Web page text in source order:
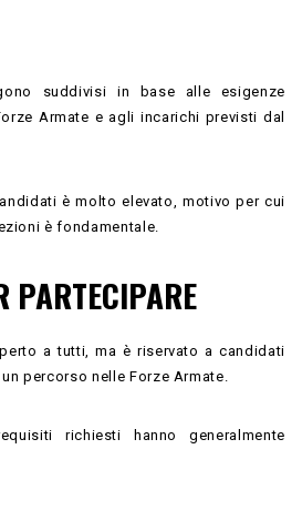
suddivisi in base alle esigenze
Armate e agli incarichi previsti dal
è molto elevato, motivo per cui
è fondamentale.
PARTECIPARE
a tutti, ma è riservato a candidati
percorso nelle Forze Armate.
richiesti hanno generalmente